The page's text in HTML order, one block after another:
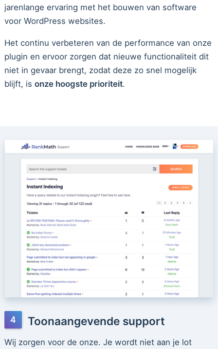
jarenlange ervaring met het bouwen van software
voor WordPress websites.
Het continu verbeteren van de performance van onze
plugin en ervoor zorgen dat nieuwe functionaliteit dit
niet in gevaar brengt, zodat deze zo snel mogelijk
blijft, is onze hoogste prioriteit.
Toonaangevende support
Wij zorgen voor de onze. Je wordt niet aan je lot